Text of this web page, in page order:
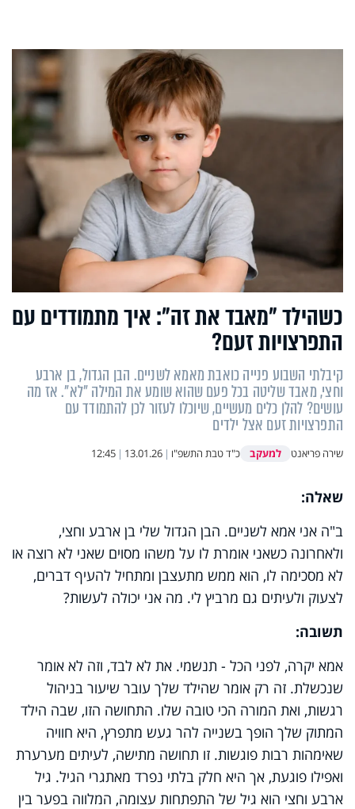
כשהילד "מאבד את זה": איך מתמודדים עם
התפרצויות זעם?
קיבלתי השבוע פנייה כואבת מאמא לשניים. הבן הגדול, בן ארבע
וחצי, מאבד שליטה בכל פעם שהוא שומע את המילה "לא". אז מה
עושים? להלן כלים מעשיים, שיוכלו לעזור לכן להתמודד עם
התפרצויות זעם אצל ילדים
שירה פריאנט למעקב כ"ד טבת התשפ"ו |
13.01.26
|
12:45
שאלה:
ב"ה אני אמא לשניים. הבן הגדול שלי בן ארבע וחצי,
ולאחרונה כשאני אומרת לו על משהו מסוים שאני לא רוצה או
לא מסכימה לו, הוא ממש מתעצבן ומתחיל להעיף דברים,
לצעוק ולעיתים גם מרביץ לי. מה אני יכולה לעשות?
תשובה:
אמא יקרה, לפני הכל - תנשמי. את לא לבד, וזה לא אומר
שנכשלת. זה רק אומר שהילד שלך עובר שיעור בניהול
רגשות, ואת המורה הכי טובה שלו. התחושה הזו, שבה הילד
המתוק שלך הופך בשנייה להר געש מתפרץ, היא חוויה
שאימהות רבות פוגשות. זו תחושה מתישה, לעיתים מערערת
ואפילו פוגעת, אך היא חלק בלתי נפרד מאתגרי הגיל. גיל
ארבע וחצי הוא גיל של התפתחות עצומה, המלווה בפער בין